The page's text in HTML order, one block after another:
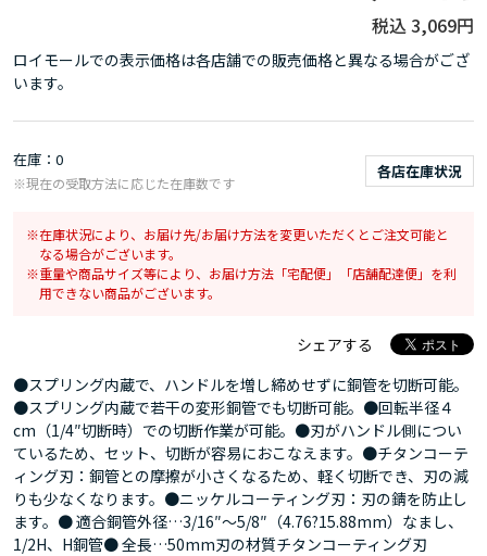
3,069円
ロイモールでの表示価格は各店舗での販売価格と異なる場合がござ
います。
在庫 0
各店在庫状況
※現在の受取方法に応じた在庫数です
在庫状況により、お届け先/お届け方法を変更いただくとご注文可能と
なる場合がございます。
重量や商品サイズ等により、お届け方法「宅配便」「店舗配達便」を利
用できない商品がございます。
シェアする
●スプリング内蔵で、ハンドルを増し締めせずに銅管を切断可能。
●スプリング内蔵で若干の変形銅管でも切断可能。●回転半径４
cm（1/4″切断時）での切断作業が可能。●刃がハンドル側につい
ているため、セット、切断が容易におこなえます。●チタンコーテ
ィング刃：銅管との摩擦が小さくなるため、軽く切断でき、刃の減
りも少なくなります。●ニッケルコーティング刃：刃の錆を防止し
ます。● 適合銅管外径…3/16″～5/8″（4.76?15.88mm）なまし、
1/2H、H銅管● 全長…50mm刃の材質チタンコーティング刃